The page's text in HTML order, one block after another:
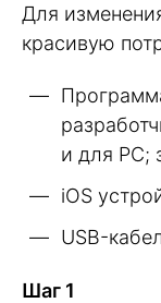
Для
красивую
и для PC;
iOS
USB-
Шаг 1